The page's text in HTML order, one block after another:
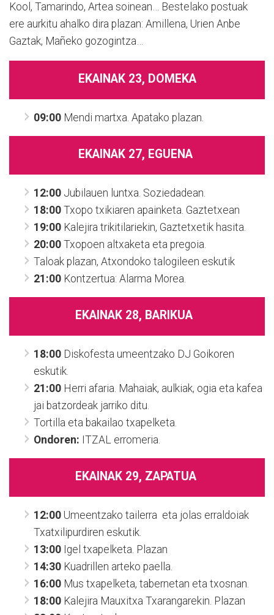
Kool, Tamarindo, Artea soinean… Bestelako postuak
ere aurkitu ahalko dira plazan: Amillena, Urien Anbe
Gaztak, Mañeko gozogintza…
EKAINAK 23, DOMEKA
09:00 Mendi martxa. Apatako plazan.
EKAINAK 27, EGUENA
12:00 Jubilauen luntxa. Soziedadean.
18:00 Txopo txikiaren apainketa. Gaztetxean
19:00 Kalejira trikitilariekin, Gaztetxetik hasita.
20:00 Txopoen altxaketa eta pregoia.
Taloak plazan, Atxondoko talogileen eskutik
21:00 Kontzertua: Alarma Morea.
EKAINAK 28, BARIKUA
18:00 Diskofesta umeentzako DJ Goikoren
eskutik.
21:00 Herri afaria. Mahaiak, aulkiak, ogia eta kafea
jai batzordeak jarriko ditu.
Tortilla eta bakailao txapelketa.
Ondoren: ITZAL erromeria.
EKAINAK 29, ZAPATUA
12:00 Umeentzako tailerra eta jolas erraldoiak
Txatxilipurdiren eskutik.
13:00 Igel txapelketa. Plazan
14:30 Kuadrillen arteko paella.
16:00 Mus txapelketa, tabernetan eta txosnan.
18:00 Kalejira Mauxitxa Txarangarekin. Plazan